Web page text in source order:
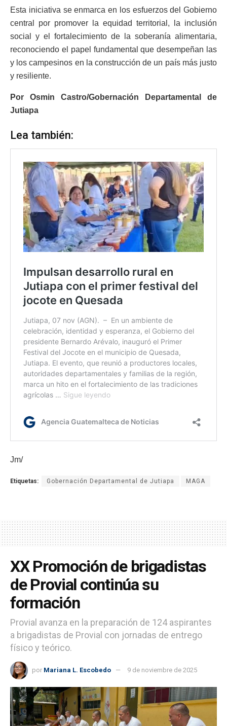
Esta iniciativa se enmarca en los esfuerzos del Gobierno
central por promover la equidad territorial, la inclusión
social y el fortalecimiento de la soberanía alimentaria,
reconociendo el papel fundamental que desempeñan las
y los campesinos en la construcción de un país más justo
y resiliente.
Por Osmin Castro/Gobernación Departamental de
Jutiapa
Lea también:
Jm/
Etiquetas: Gobernación Departamental de Jutiapa MAGA
XX Promoción de brigadistas
de Provial continúa su
formación
Provial avanza en la preparación de 124 aspirantes
a brigadistas de Provial con jornadas de entrego
físico y teórico.
por Mariana L. Escobedo 9 de noviembre de 2025